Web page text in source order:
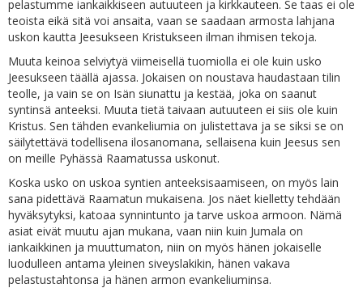
pelastumme iankaikkiseen autuuteen ja kirkkauteen. Se taas ei ole
teoista eikä sitä voi ansaita, vaan se saadaan armosta lahjana
uskon kautta Jeesukseen Kristukseen ilman ihmisen tekoja.
Muuta keinoa selviytyä viimeisellä tuomiolla ei ole kuin usko
Jeesukseen täällä ajassa. Jokaisen on noustava haudastaan tilin
teolle, ja vain se on Isän siunattu ja kestää, joka on saanut
syntinsä anteeksi. Muuta tietä taivaan autuuteen ei siis ole kuin
Kristus. Sen tähden evankeliumia on julistettava ja se siksi se on
säilytettävä todellisena ilosanomana, sellaisena kuin Jeesus sen
on meille Pyhässä Raamatussa uskonut.
Koska usko on uskoa syntien anteeksisaamiseen, on myös lain
sana pidettävä Raamatun mukaisena. Jos näet kielletty tehdään
hyväksytyksi, katoaa synnintunto ja tarve uskoa armoon. Nämä
asiat eivät muutu ajan mukana, vaan niin kuin Jumala on
iankaikkinen ja muuttumaton, niin on myös hänen jokaiselle
luodulleen antama yleinen siveyslakikin, hänen vakava
pelastustahtonsa ja hänen armon evankeliuminsa.